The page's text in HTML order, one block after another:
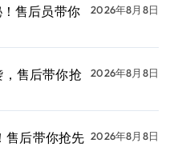
售后员带你
2026年8月8日
售后带你抢
2026年8月8日
售后带你抢先 2026年8月8日